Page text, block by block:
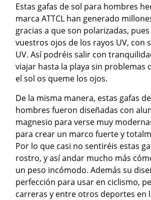
Estas gafas de sol para hombres
marca ATTCL han generado
gracias a que son polarizadas,
vuestros ojos de los rayos UV, con
UV. Así podréis salir con
viajar hasta la playa sin problemas
el sol os queme los ojos.
De la misma manera, estas gafas
hombres fueron diseñadas con
magnesio para verse muy
para crear un marco fuerte y
Por lo que casi no sentiréis estas
rostro, y así andar mucho más
un peso incómodo. Además su
perfección para usar en ciclismo,
carreras y entre otros deportes en